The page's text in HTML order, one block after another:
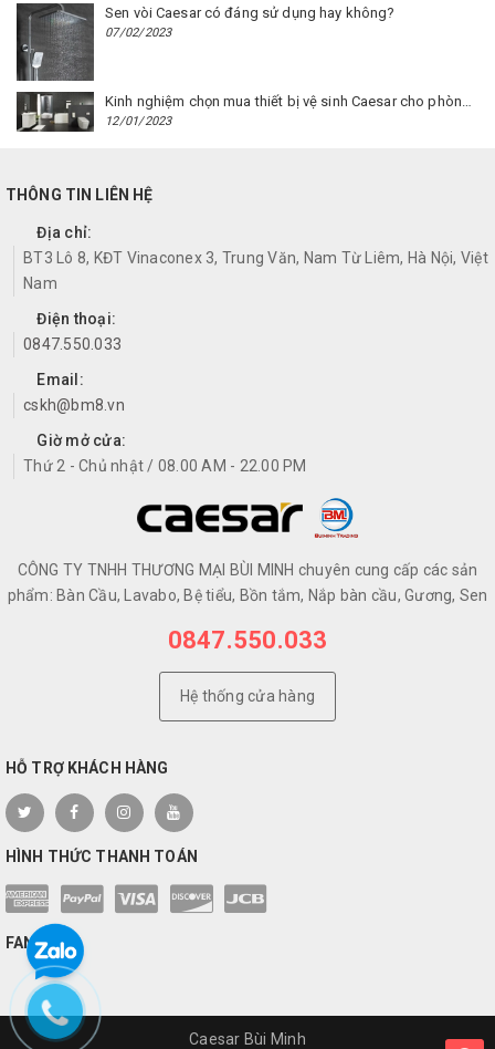
Sen vòi Caesar có đáng sử dụng hay không?
07/02/2023
12/01/2023
THÔNG TIN LIÊN HỆ
Địa chỉ:
BT3 Lô 8, KĐT Vinaconex 3, Trung Văn, Nam Từ Liêm, Hà Nội, Việt
Nam
Điện thoại:
0847.550.033
Email:
cskh@bm8.vn
Giờ mở cửa:
Thứ 2 - Chủ nhật / 08.00 AM - 22.00 PM
CÔNG TY TNHH THƯƠNG MẠI BÙI MINH chuyên cung cấp các sản
phẩm: Bàn Cầu, Lavabo, Bệ tiểu, Bồn tắm, Nắp bàn cầu, Gương, Sen
0847.550.033
Hệ thống cửa hàng
HỖ TRỢ KHÁCH HÀNG
HÌNH THỨC THANH TOÁN
FANPAGE
Caesar Bùi Minh